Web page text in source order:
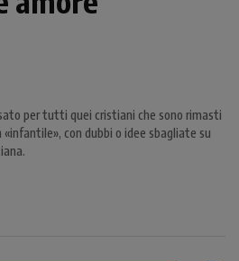
per tutti quei cristiani che sono rimasti
con dubbi o idee sbagliate su